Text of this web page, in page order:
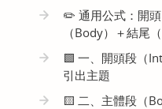
✏️ 通用公式：開
（Body）＋結尾
🟩 一、開頭段（
引出主題
🟨 二、主體段（